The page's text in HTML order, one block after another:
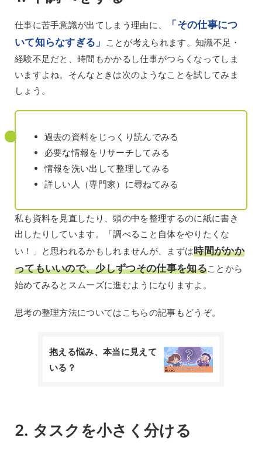
仕事に苦手意識が出てしまう理由に、
「その仕事につ
いて知らなすぎる」
ことが考えられます。知識不足・
経験不足だと、時間もかかるし仕事がつらくなってしま
いますよね。そんなときは次のようなことを試してみま
しょう。
過去の資料をじっくり読んでみる
必要な情報をリサーチしてみる
情報を洗い出して整理してみる
詳しい人（専門家）に尋ねてみる
私も資料を見直したり、頭の中を整理するのに紙に書き
出したりしています。「調べること自体をやりたくな
い！」と思われるかもしれませんが、まずは時間がかか
ってもいいので、少しずつその仕事を知ることから
始めてみるとスムーズに進むようになりますよ。
思考の整理方法についてはこちらの記事もどうぞ。
抱える悩み、本当に見えて
いる？
2. タスクを小さく分ける